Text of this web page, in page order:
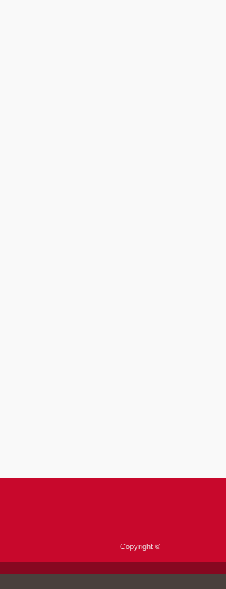
Copyright ©